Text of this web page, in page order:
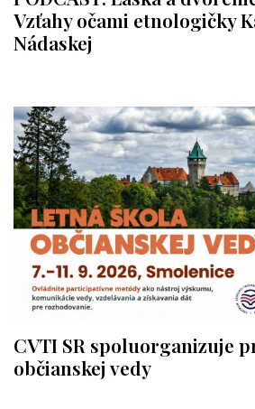
Vzťahy očami etnologičky
Nádaskej
CVTI SR spoluorganizuje
občianskej vedy